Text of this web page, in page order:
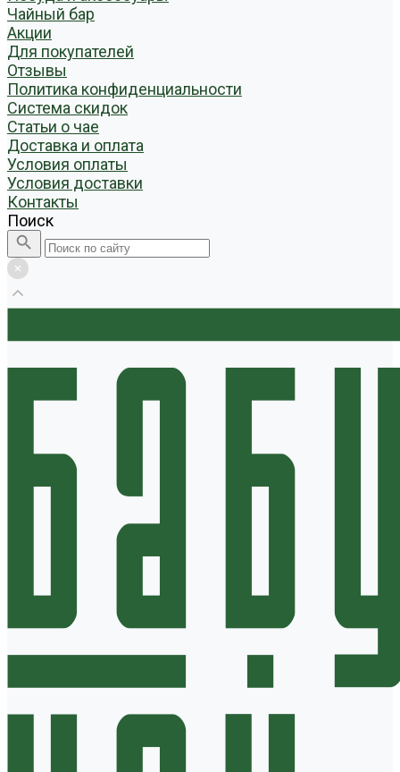
Чайный бар
Акции
Для покупателей
Отзывы
Политика конфиденциальности
Система скидок
Статьи о чае
Доставка и оплата
Условия оплаты
Условия доставки
Контакты
Поиск